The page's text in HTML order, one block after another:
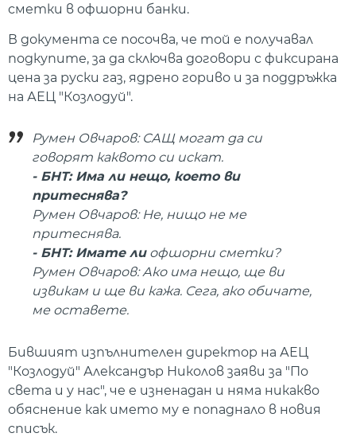
сметки в офшорни банки.
В документа се посочва, че той е получавал
подкупите, за да сключва договори с фиксирана
цена за руски газ, ядрено гориво и за поддръжка
на АЕЦ "Козлодуй".
Румен Овчаров: САЩ могат да си
говорят каквото си искат.
- БНТ: Има ли нещо, което ви
притеснява?
Румен Овчаров: Не, нищо не ме
притеснява.
- БНТ: Имате лиофшорни сметки?
Румен Овчаров: Ако има нещо, ще ви
извикам и ще ви кажа. Сега, ако обичате,
ме оставете.
Бившият изпълнителен директор на АЕЦ
"Козлодуй" Александър Николов заяви за "По
света и у нас", че е изненадан и няма никакво
обяснение как името му е попаднало в новия
списък.